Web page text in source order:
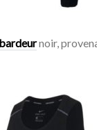
noir,